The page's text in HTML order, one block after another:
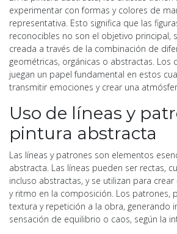
experimentar con formas y colores de
representativa. Esto significa que las
reconocibles no son el objetivo principal,
creada a través de la combinación de
geométricas, orgánicas o abstractas. Los
juegan un papel fundamental en estos
transmitir emociones y crear una
Uso de líneas y
pintura abstracta
Las líneas y patrones son elementos
abstracta. Las líneas pueden ser rectas,
incluso abstractas, y se utilizan para
y ritmo en la composición. Los patrones,
textura y repetición a la obra, generando
sensación de equilibrio o caos, según la